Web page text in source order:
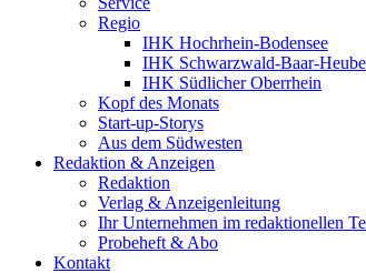
Regio
IHK Hochrhein-Bodensee
IHK Schwarzwald-Baar-
IHK Südlicher Oberrhein
Kopf des Monats
Start-up-Storys
Aus dem Südwesten
Redaktion & Anzeigen
Redaktion
Verlag & Anzeigenleitung
Ihr Unternehmen im redaktionellen
Probeheft & Abo
Kontakt